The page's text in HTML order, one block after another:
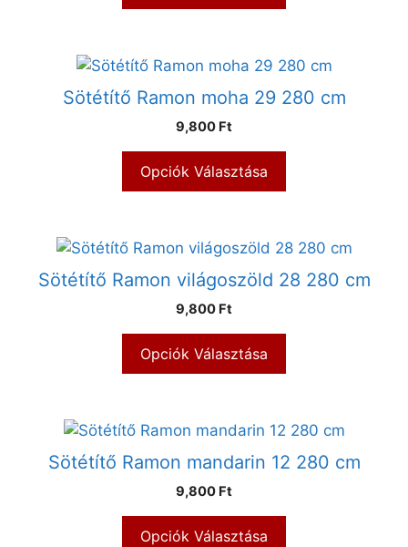
Sötétítő Ramon moha 29 280 cm
9,800 Ft
Opciók Választása
Sötétítő Ramon világoszöld 28 280 cm
9,800 Ft
Opciók Választása
Sötétítő Ramon mandarin 12 280 cm
9,800 Ft
Opciók Választása